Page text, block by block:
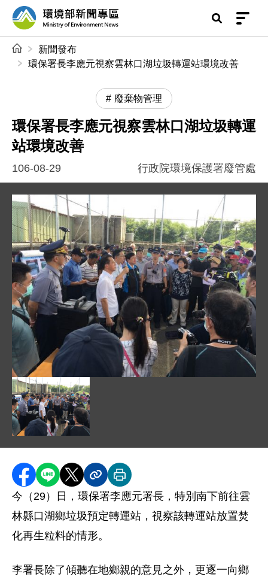
前往中央內容區塊
環境部新聞專區
新聞發布
環保署長李應元視察雲林口湖垃圾轉運站環境改善
廢棄物管理
環保署長李應元視察雲林口湖垃圾轉運
站環境改善
106-08-29 行政院環境保護署廢管處
圖片說明：1060829 新聞相片 - 李應元署長面對口湖
分享至 Facebook
分享到 LINE
分享到 X分享內容連結
列印本頁
今（29）日，環保署李應元署長，特別南下前往雲
林縣口湖鄉垃圾預定轉運站，視察該轉運站放置焚
化再生粒料的情形。
李署長除了傾聽在地鄉親的意見之外，更逐一向鄉